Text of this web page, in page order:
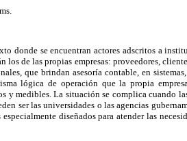
donde se encuentran actores adscritos a
los de las propias empresas: proveedores,
que brindan asesoría contable, en
lógica de operación que la propia
y medibles. La situación se complica cuando
ser las universidades o las agencias
diseñados para atender las